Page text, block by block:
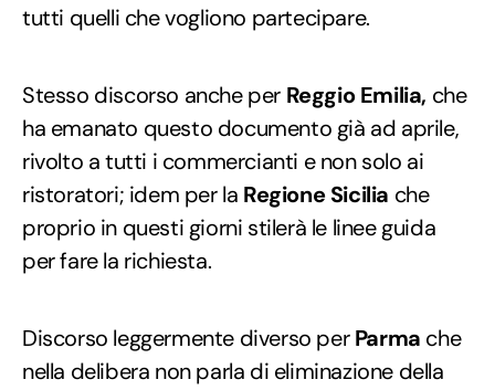
tutti quelli che vogliono partecipare.
Stesso discorso anche per Reggio Emilia, che
ha emanato questo documento già ad aprile,
rivolto a tutti i commercianti e non solo ai
ristoratori; idem per la Regione Sicilia che
proprio in questi giorni stilerà le linee guida
per fare la richiesta.
Discorso leggermente diverso perParma che
nella delibera non parla di eliminazione della